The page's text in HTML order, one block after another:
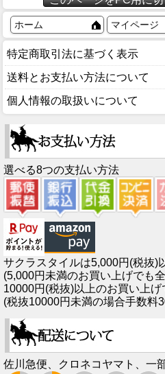
ホーム マイページ
特定商取引法に基づく表示
送料とお支払い方法について
個人情報の取扱いについて
選べる8つの支払い方法
サクラスタイルは5,000円(税抜)
(5,000円未満のお買い上げでも
10000円(税抜)以上のお買い上げ
(税抜10000円未満の場合手数料
佐川急便、クロネコヤマト、一